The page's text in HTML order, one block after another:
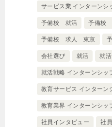
サービス業 インターンシ
予備校 就活 予備校
予備校 求人 東京
会社選び 就活 就
就活戦略 インターンシッ
教育サービス インターン
教育業界 インターンシッ
社員インタビュー 社